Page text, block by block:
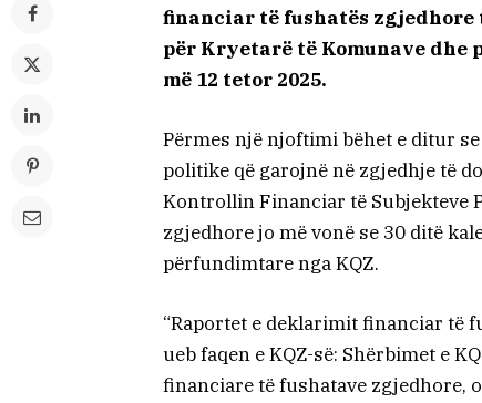
financiar të fushatës
për Kryetarë të Komunave dhe
më 12 tetor 2025.
Përmes një njoftimi bëhet e ditur
politike që garojnë në zgjedhje të
Kontrollin Financiar të Subjekteve
zgjedhore jo më vonë se 30 ditë
përfundimtare nga KQZ.
“Raportet e deklarimit financiar të
ueb faqen e KQZ-së: Shërbimet e
financiare të fushatave zgjedhore,